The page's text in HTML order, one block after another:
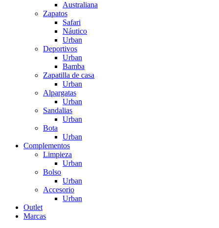
Australiana
Zapatos
Safari
Náutico
Urban
Deportivos
Urban
Bamba
Zapatilla de casa
Urban
Alpargatas
Urban
Sandalias
Urban
Bota
Urban
Complementos
Limpieza
Urban
Bolso
Urban
Accesorio
Urban
Outlet
Marcas